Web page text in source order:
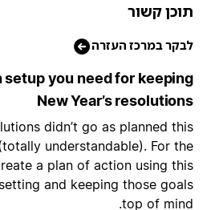
קשור
במרכז העזרה
setup you need for
New Year’s
didn’t go as planned
(totally understandable). For
create a plan of action using
setting and keeping those
top of